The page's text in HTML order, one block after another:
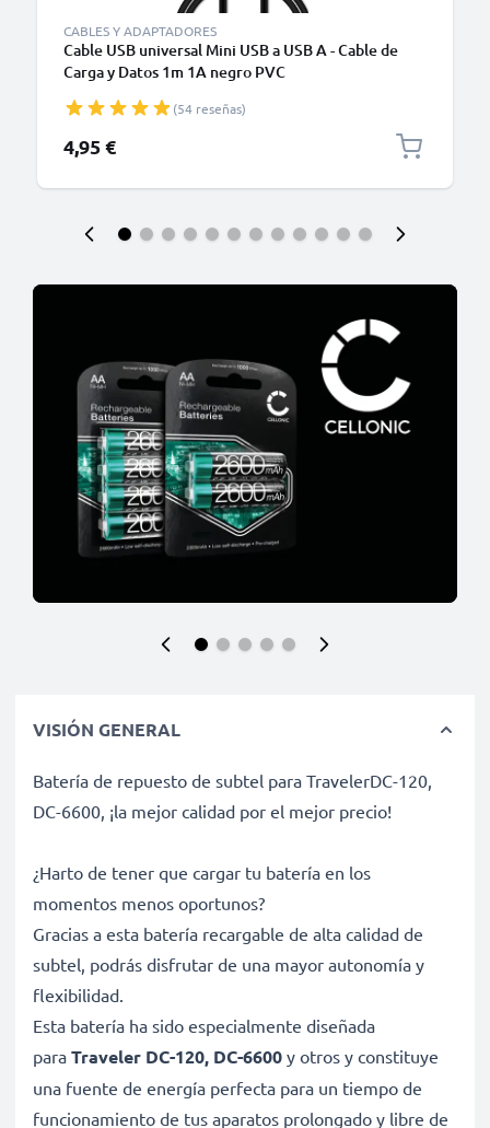
CABLES Y ADAPTADORES
Cable USB universal Mini USB a USB A - Cable de
Carga y Datos 1m 1A negro PVC
(54 reseñas)
4,95 €
VISIÓN GENERAL
Batería de repuesto de subtel para TravelerDC-120,
DC-6600, ¡la mejor calidad por el mejor precio!
¿Harto de tener que cargar tu batería en los
momentos menos oportunos?
Gracias a esta batería recargable de alta calidad de
subtel, podrás disfrutar de una mayor autonomía y
flexibilidad.
Esta batería ha sido especialmente diseñada
para Traveler DC-120, DC-6600 y otros y constituye
una fuente de energía perfecta para un tiempo de
funcionamiento de tus aparatos prolongado y libre de